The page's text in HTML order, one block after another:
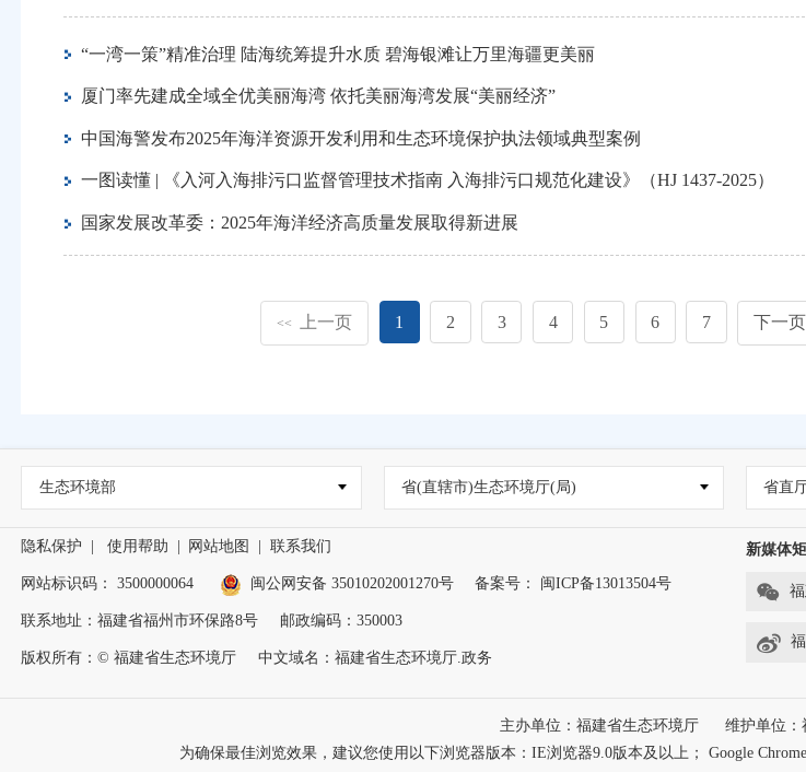
“一湾一策”精准治理 陆海统筹提升水质 碧海银滩让万里海疆更美丽
厦门率先建成全域全优美丽海湾 依托美丽海湾发展“美丽经济”
中国海警发布2025年海洋资源开发利用和生态环境保护执法领域典型案例
一图读懂 | 《入河入海排污口监督管理技术指南 入海排污口规范化建设》（HJ 1437-2025）
国家发展改革委：2025年海洋经济高质量发展取得新进展
<< 上一页 1 2 3 4 5 6 7 下一页
生态环境部 省(直辖市)生态环境厅(局) 省直
隐私保护 | 使用帮助 | 网站地图 | 联系我们
网站标识码： 3500000064 闽公网安备 35010202001270号 备案号： 闽ICP备13013504号
联系地址：福建省福州市环保路8号 邮政编码：350003
版权所有：© 福建省生态环境厅 中文域名：福建省生态环境厅.政务
新媒体
主办单位：福建省生态环境厅
维护单位：
为确保最佳浏览效果，建议您使用以下浏览器版本：IE浏览器9.0版本及以上； Google